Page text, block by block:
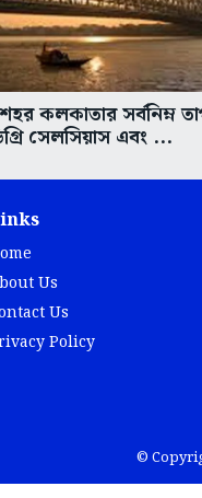
কলকাতার সর্বনিম্ন
সেলসিয়াস এবং ...
Us
Us
Policy
©